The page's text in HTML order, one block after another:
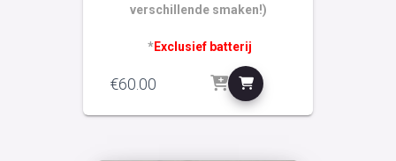
verschillende smaken!)
*Exclusief batterij
€60.00